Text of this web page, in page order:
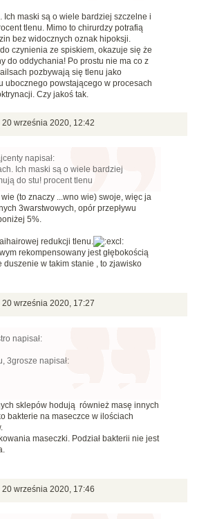
Ich maski są o wiele bardziej szczelne i
tlenu. Mimo to chirurdzy potrafią
bez widocznych oznak hipoksji.
czynienia ze spiskiem, okazuje się że
do oddychania! Po prostu nie ma co z
pozbywają się tlenu jako
ubocznego powstającego w procesach
Czy jakoś tak.
20 września 2020, 12:42
napisał:
Ich maski są o wiele bardziej
do stu! procent tlenu
(to znaczy ...wno wie) swoje, więc ja
3warstwowych, opór przepływu
5%.
redukcji tlenu.
rekompensowany jest głębokością
duszenie w takim stanie , to zjawisko
20 września 2020, 17:27
napisał:
3grosze napisał:
sklepów hodują również masę innych
bakterie na maseczce w ilościach
maseczki. Podział bakterii nie jest
20 września 2020, 17:46